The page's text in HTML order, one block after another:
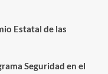
Estatal de las
Seguridad en el